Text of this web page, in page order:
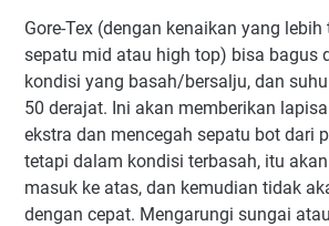
Gore-Tex (dengan kenaikan yang
sepatu mid atau high top) bisa bagus
kondisi yang basah/bersalju, dan
50 derajat. Ini akan memberikan
ekstra dan mencegah sepatu bot dari
tetapi dalam kondisi terbasah, itu
masuk ke atas, dan kemudian tidak
dengan cepat. Mengarungi sungai